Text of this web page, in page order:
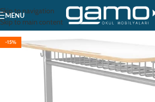
Skip to navigation
Skip to main content
MENU
-15%